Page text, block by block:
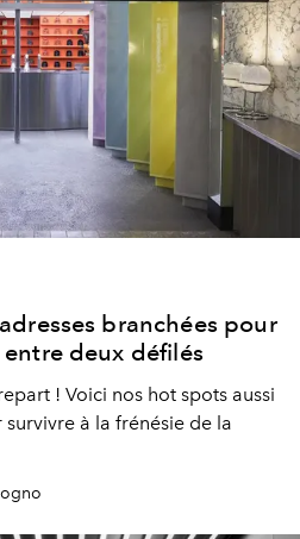
branchées pour
deux défilés
! Voici nos hot spots aussi
à la frénésie de la